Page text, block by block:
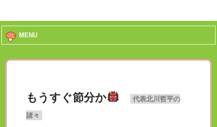
MENU
もうすぐ節分か 代表北川哲平の
諸々